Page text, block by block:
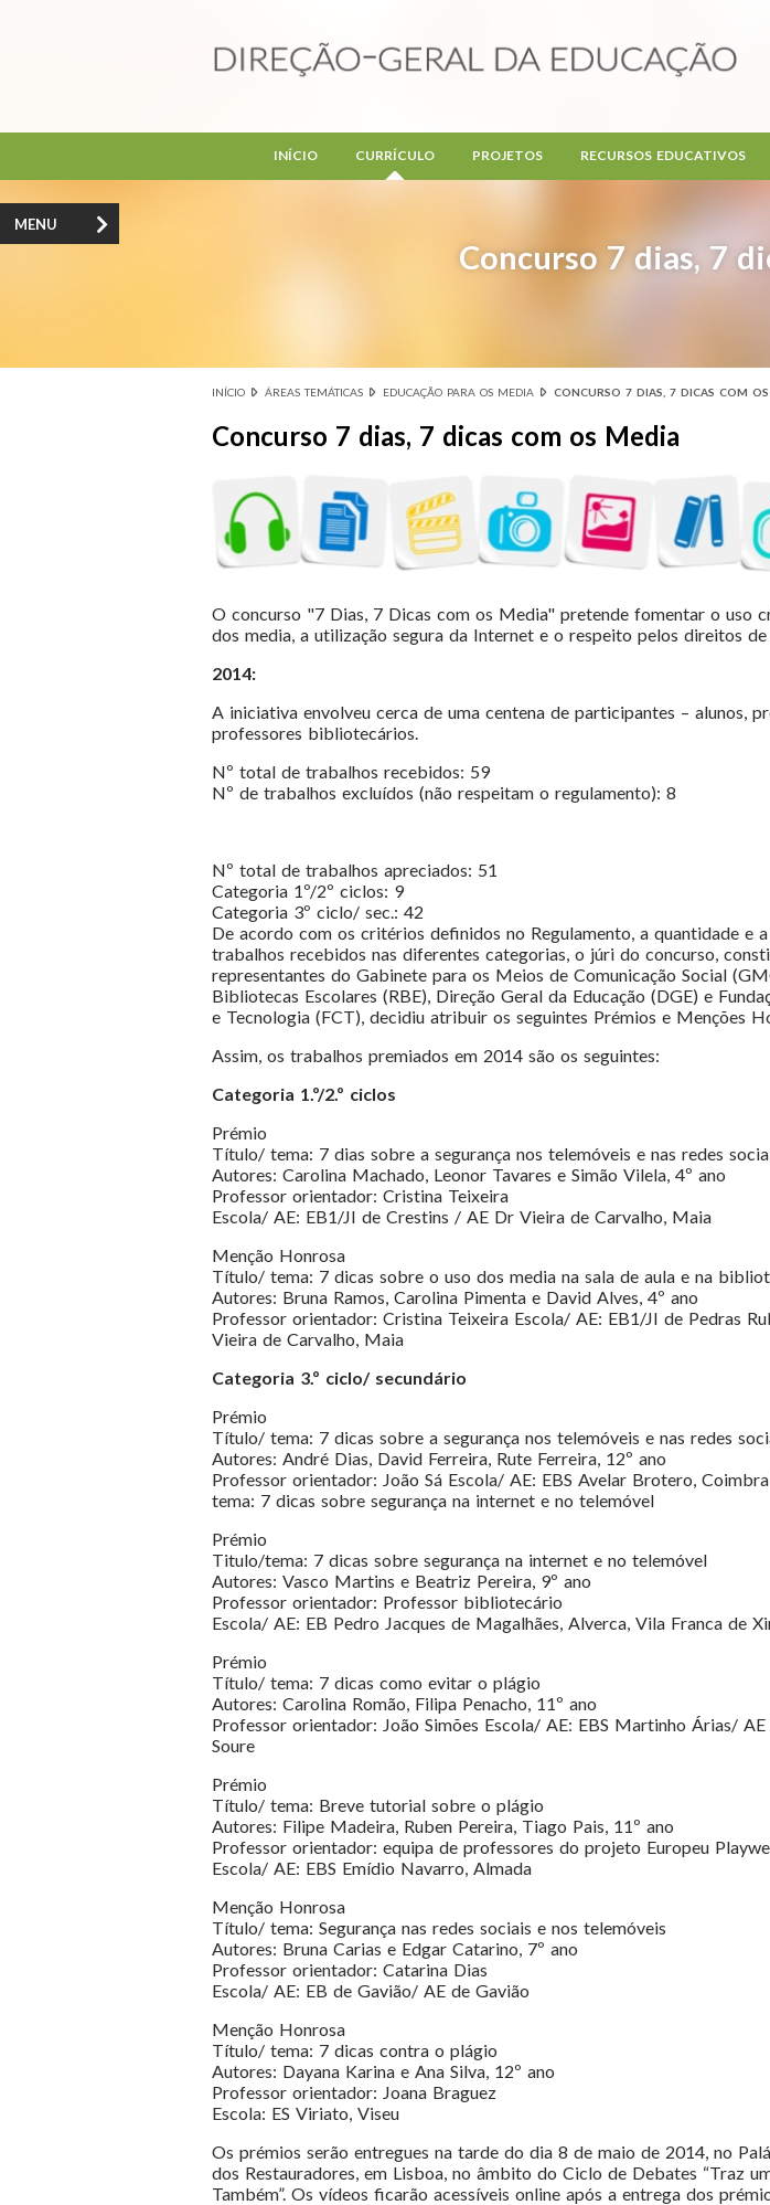
Concurso 7 dias, 7
INÍCIO CURRÍCULO PROJETOS RECURSOS EDUCATIVOS
INÍCIO ÁREAS TEMÁTICAS EDUCAÇÃO PARA OS MEDIA CONCURSO 7 DIAS, 7 DICAS COM
Concurso 7 dias, 7 dicas com os Media
O concurso "7 Dias, 7 Dicas com os Media" pretende fomentar o uso
dos media, a utilização segura da Internet e o respeito pelos direitos de
2014:
A iniciativa envolveu cerca de uma centena de participantes – alunos,
professores bibliotecários.
Nº total de trabalhos recebidos: 59
Nº de trabalhos excluídos (não respeitam o regulamento): 8
Nº total de trabalhos apreciados: 51
Categoria 1º/2º ciclos: 9
Categoria 3º ciclo/ sec.: 42
De acordo com os critérios definidos no Regulamento, a quantidade e
trabalhos recebidos nas diferentes categorias, o júri do concurso,
representantes do Gabinete para os Meios de Comunicação Social
Bibliotecas Escolares (RBE), Direção Geral da Educação (DGE) e
e Tecnologia (FCT), decidiu atribuir os seguintes Prémios e Menções
Assim, os trabalhos premiados em 2014 são os seguintes:
Categoria 1.º/2.º ciclos
Prémio
Título/ tema: 7 dias sobre a segurança nos telemóveis e nas redes
Autores: Carolina Machado, Leonor Tavares e Simão Vilela, 4º ano
Professor orientador: Cristina Teixeira
Escola/ AE: EB1/JI de Crestins / AE Dr Vieira de Carvalho, Maia
Menção Honrosa
Título/ tema: 7 dicas sobre o uso dos media na sala de aula e na
Autores: Bruna Ramos, Carolina Pimenta e David Alves, 4º ano
Professor orientador: Cristina Teixeira Escola/ AE: EB1/JI de Pedras
Vieira de Carvalho, Maia
Categoria 3.º ciclo/ secundário
Prémio
Título/ tema: 7 dicas sobre a segurança nos telemóveis e nas redes
Autores: André Dias, David Ferreira, Rute Ferreira, 12º ano
Professor orientador: João Sá Escola/ AE: EBS Avelar Brotero,
tema: 7 dicas sobre segurança na internet e no telemóvel
Prémio
Titulo/tema: 7 dicas sobre segurança na internet e no telemóvel
Autores: Vasco Martins e Beatriz Pereira, 9º ano
Professor orientador: Professor bibliotecário
Escola/ AE: EB Pedro Jacques de Magalhães, Alverca, Vila Franca de
Prémio
Título/ tema: 7 dicas como evitar o plágio
Autores: Carolina Romão, Filipa Penacho, 11º ano
Professor orientador: João Simões Escola/ AE: EBS Martinho Árias/
Soure
Prémio
Título/ tema: Breve tutorial sobre o plágio
Autores: Filipe Madeira, Ruben Pereira, Tiago Pais, 11º ano
Professor orientador: equipa de professores do projeto Europeu
Escola/ AE: EBS Emídio Navarro, Almada
Menção Honrosa
Título/ tema: Segurança nas redes sociais e nos telemóveis
Autores: Bruna Carias e Edgar Catarino, 7º ano
Professor orientador: Catarina Dias
Escola/ AE: EB de Gavião/ AE de Gavião
Menção Honrosa
Título/ tema: 7 dicas contra o plágio
Autores: Dayana Karina e Ana Silva, 12º ano
Professor orientador: Joana Braguez
Escola: ES Viriato, Viseu
Os prémios serão entregues na tarde do dia 8 de maio de 2014, no
dos Restauradores, em Lisboa, no âmbito do Ciclo de Debates “Traz
Também”. Os vídeos ficarão acessíveis online após a entrega dos
MENU